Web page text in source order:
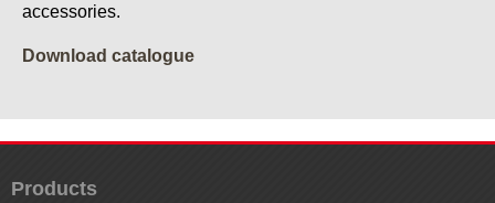
accessories.
Download catalogue
Products